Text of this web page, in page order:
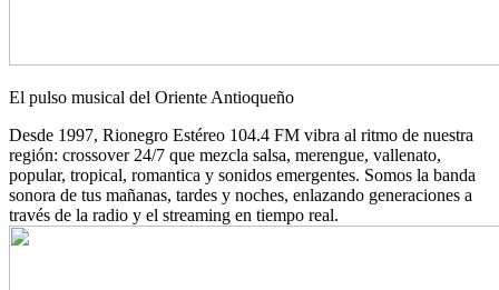
El pulso musical del Oriente Antioqueño
Desde 1997, Rionegro Estéreo 104.4 FM vibra al ritmo de nuestra
región: crossover 24/7 que mezcla salsa, merengue, vallenato,
popular, tropical, romantica y sonidos emergentes. Somos la banda
sonora de tus mañanas, tardes y noches, enlazando generaciones a
través de la radio y el streaming en tiempo real.